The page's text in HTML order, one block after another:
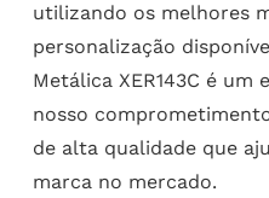
utilizando os melhores
personalização
Metálica XER143C é
nosso
de alta qualidade que
marca no mercado.